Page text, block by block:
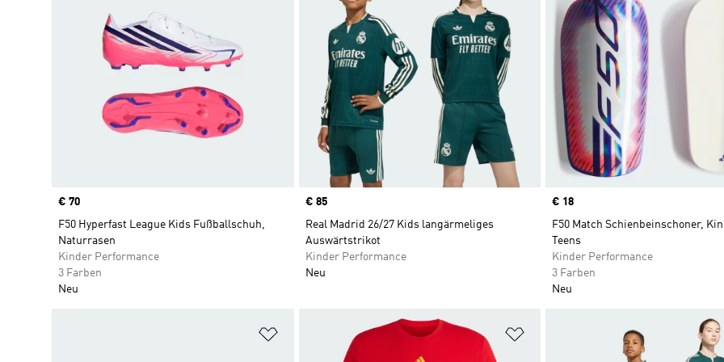
Price
€ 70
F50 Hyperfast League Kids Fußballschuh,
Naturrasen
Kinder Performance
3 Farben
Neu
Price
€ 85
Real Madrid 26/27 Kids langärmeliges
Auswärtstrikot
Kinder Performance
Neu
Price
€ 18
F50 Match Schienbeinschoner,
Teens
Kinder Performance
3 Farben
Neu
Zur Wunschliste hinzufügen Zur Wunschliste hinzufügen